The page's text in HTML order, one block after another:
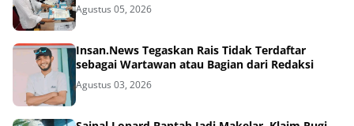
Agustus 05, 2026
Insan.News Tegaskan Rais Tidak Terdaftar
sebagai Wartawan atau Bagian dari Redaksi
Agustus 03, 2026